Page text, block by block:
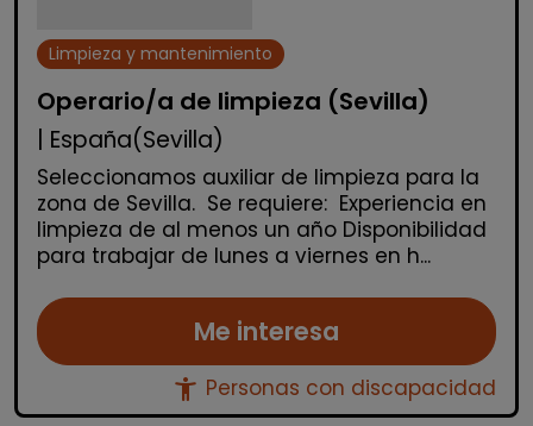
Limpieza y mantenimiento
Operario/a de limpieza (Sevilla)
| España(Sevilla)
Seleccionamos auxiliar de limpieza para la
zona de Sevilla. Se requiere: Experiencia en
limpieza de al menos un año Disponibilidad
para trabajar de lunes a viernes en h...
Me interesa
accessibility_new Personas con discapacidad